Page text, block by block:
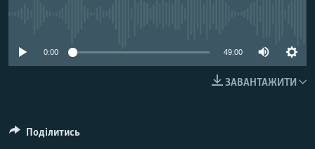
СПЕЦПРОЄКТИ
КРИМ РЕАЛІЇ
0:00 49:00
ЗАВАНТАЖИТИ
Поділитись